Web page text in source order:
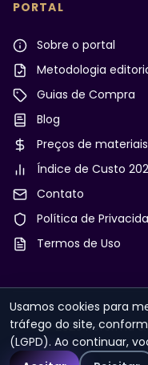
PORTAL
Sobre o portal
Metodologia
Guias de Compra
Blog
Preços de materiais
Índice de Custo
Contato
Política de
Termos de Uso
© 2026 Reforma
Usamos cookies para
tráfego do site,
(LGPD). Ao continuar,